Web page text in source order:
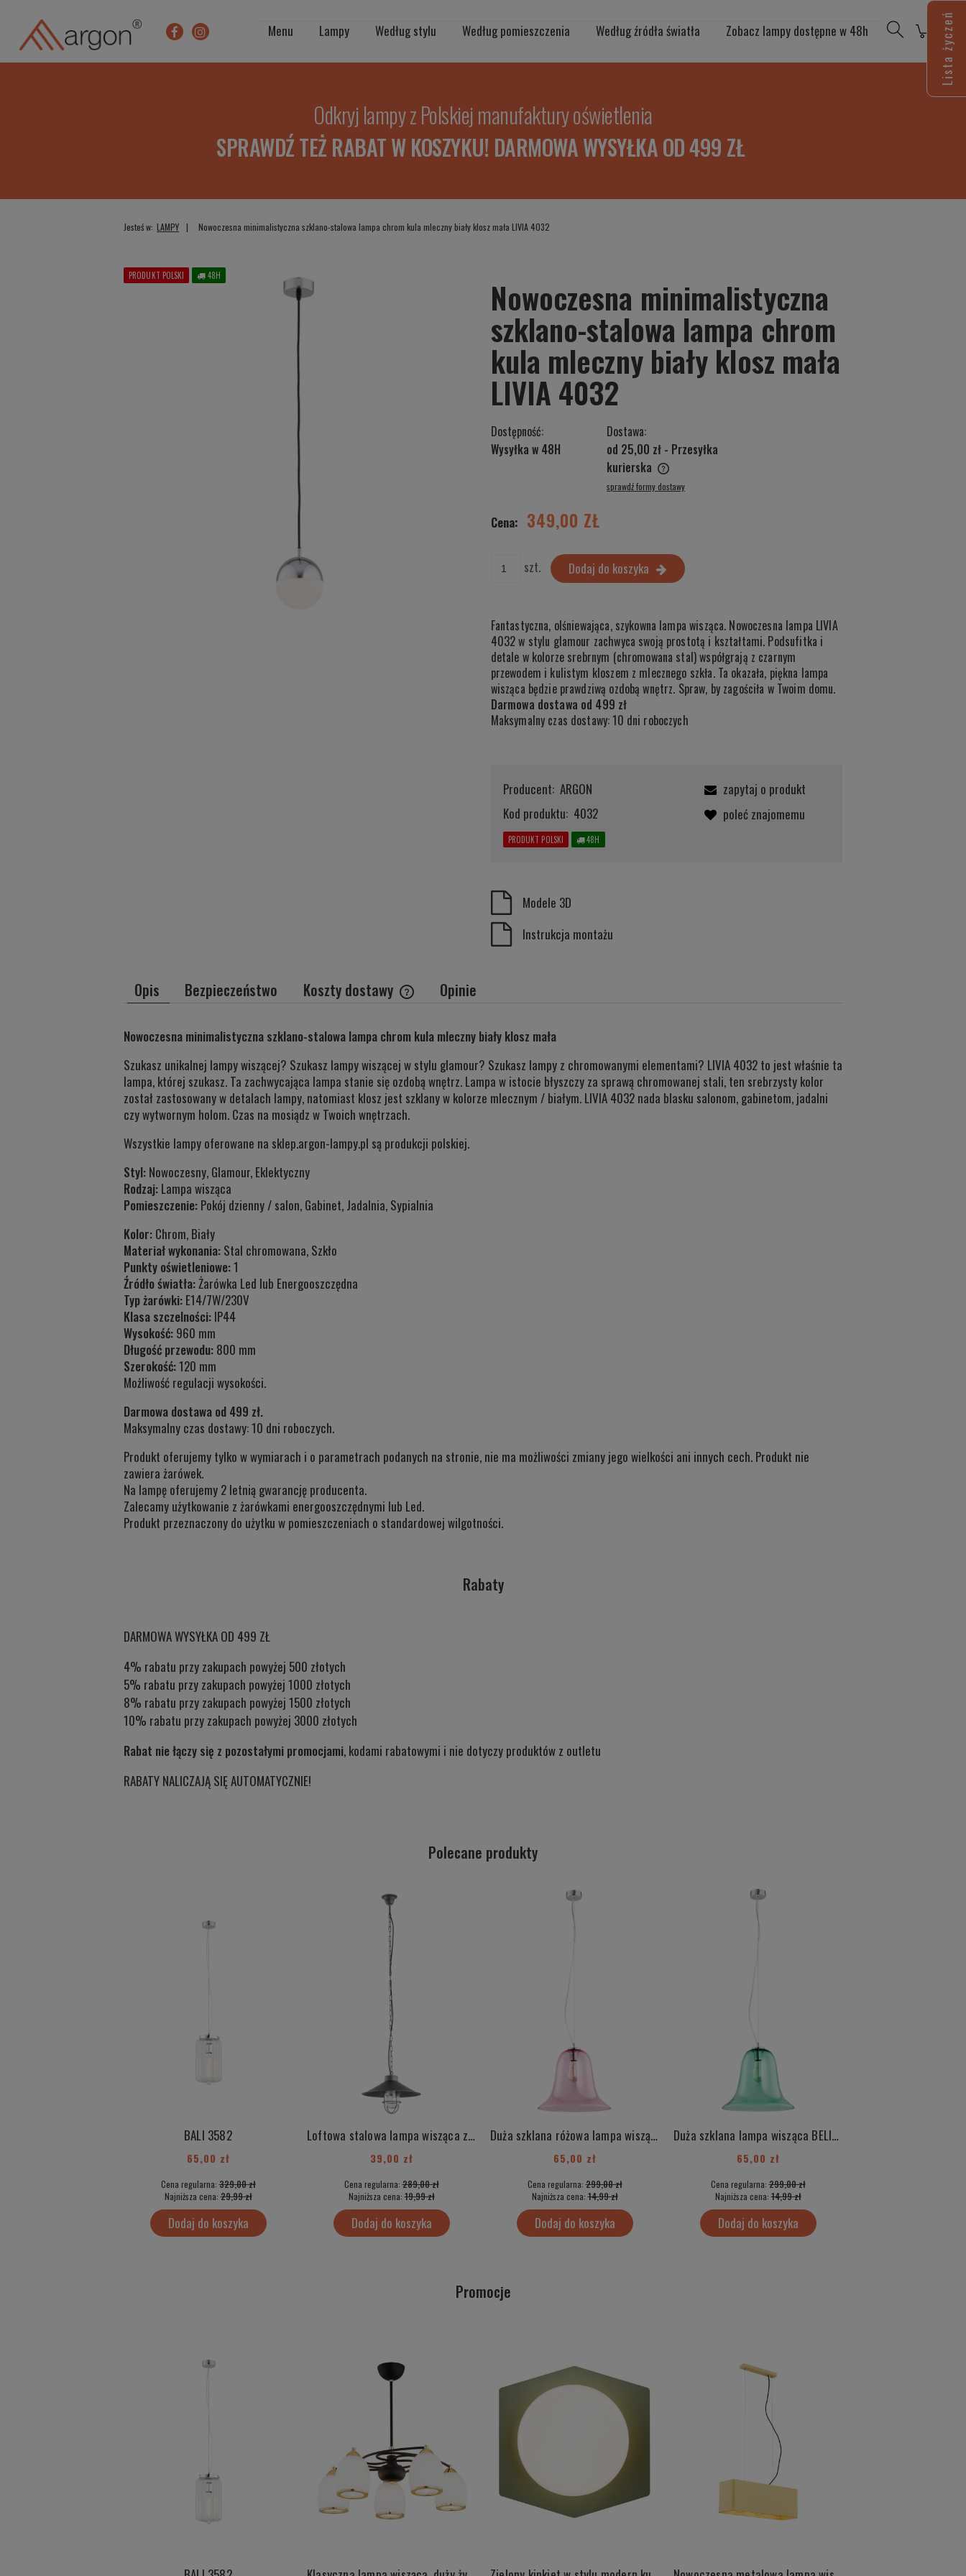
Menu Lampy Według stylu Według pomieszczenia Według źródła światła Zobacz lampy dostępne w 48h
Odkryj lampy z Polskiej manufaktury oświetlenia
SPRAWDŹ TEŻ RABAT W KOSZYKU! DARMOWA WYSYŁKA OD 499 ZŁ
Jesteś w: LAMPY Nowoczesna minimalistyczna szklano-stalowa lampa chrom kula mleczny biały klosz mała LIVIA 4032
PRODUKT POLSKI 48H Nowoczesna minimalistyczna
szklano-stalowa lampa chrom
kula mleczny biały klosz mała
LIVIA 4032
Dostępność:
Wysyłka w 48H
Dostawa:
od 25,00 zł - Przesyłka
kurierska
płatności
sprawdź formy dostawy
Cena: 349,00 ZŁ
szt. Dodaj do koszyka
Fantastyczna, olśniewająca, szykowna lampa wisząca. Nowoczesna lampa LIVIA
4032 w stylu glamour zachwyca swoją prostotą i kształtami. Podsufitka i
detale w kolorze srebrnym (chromowana stal) współgrają z czarnym
przewodem i kulistym kloszem z mlecznego szkła. Ta okazała, piękna lampa
wisząca będzie prawdziwą ozdobą wnętrz. Spraw, by zagościła w Twoim domu.
Darmowa dostawa od 499 zł
Maksymalny czas dostawy: 10 dni roboczych
Producent: ARGON
Kod produktu: 4032
PRODUKT POLSKI 48H
zapytaj o produkt
poleć znajomemu
Modele 3D
Instrukcja montażu
Opis Bezpieczeństwo Koszty dostawy
płatności
Opinie
Nowoczesna minimalistyczna szklano-stalowa lampa chrom kula mleczny biały klosz mała
Szukasz unikalnej lampy wiszącej? Szukasz lampy wiszącej w stylu glamour? Szukasz lampy z chromowanymi elementami? LIVIA 4032 to jest właśnie ta
lampa, której szukasz. Ta zachwycająca lampa stanie się ozdobą wnętrz. Lampa w istocie błyszczy za sprawą chromowanej stali, ten srebrzysty kolor
został zastosowany w detalach lampy, natomiast klosz jest szklany w kolorze mlecznym / białym. LIVIA 4032 nada blasku salonom, gabinetom, jadalni
czy wytwornym holom. Czas na mosiądz w Twoich wnętrzach.
Wszystkie lampy oferowane na sklep.argon-lampy.pl są produkcji polskiej.
Styl: Nowoczesny, Glamour, Eklektyczny
Rodzaj: Lampa wisząca
Pomieszczenie: Pokój dzienny / salon, Gabinet, Jadalnia, Sypialnia
Kolor: Chrom, Biały
Materiał wykonania: Stal chromowana, Szkło
Punkty oświetleniowe:1
Źródło światła:Żarówka Led lub Energooszczędna
Typ żarówki: E14/7W/230V
Klasa szczelności: IP44
Wysokość: 960 mm
Długość przewodu: 800 mm
Szerokość:120 mm
Możliwość regulacji wysokości.
Darmowa dostawa od 499 zł.
Maksymalny czas dostawy: 10 dni roboczych.
Produkt oferujemy tylko w wymiarach i o parametrach podanych na stronie, nie ma możliwości zmiany jego wielkości ani innych cech. Produkt nie
zawiera żarówek.
Na lampę oferujemy 2 letnią gwarancję producenta.
Zalecamy użytkowanie z żarówkami energooszczędnymi lub Led.
Produkt przeznaczony do użytku w pomieszczeniach o standardowej wilgotności.
Rabaty
DARMOWA WYSYŁKA OD 499 ZŁ
4% rabatu przy zakupach powyżej 500 złotych
5% rabatu przy zakupach powyżej 1000 złotych
8% rabatu przy zakupach powyżej 1500 złotych
10% rabatu przy zakupach powyżej 3000 złotych
Rabat nie łączy się z pozostałymi promocjami, kodami rabatowymi i nie dotyczy produktów z outletu
RABATY NALICZAJĄ SIĘ AUTOMATYCZNIE!
Polecane produkty
BALI 3582
65,00 zł
Cena regularna:329,00 zł
Najniższa cena:29,99 zł
Dodaj do koszyka
Loftowa stalowa lampa wisząca z elementami chrom industrialna ITAKA 3729
39,00 zł
Cena regularna:289,00 zł
Najniższa cena:19,99 zł
Dodaj do koszyka
Duża szklana różowa lampa wisząca BELIZE 3714
65,00 zł
Cena regularna:299,00 zł
Najniższa cena:14,99 zł
Dodaj do koszyka
Duża szklana lampa wisząca BELIZE 3713
65,00 zł
Cena regularna:299,00 zł
Najniższa cena:14,99 zł
Dodaj do koszyka
Promocje
Lista życzeń